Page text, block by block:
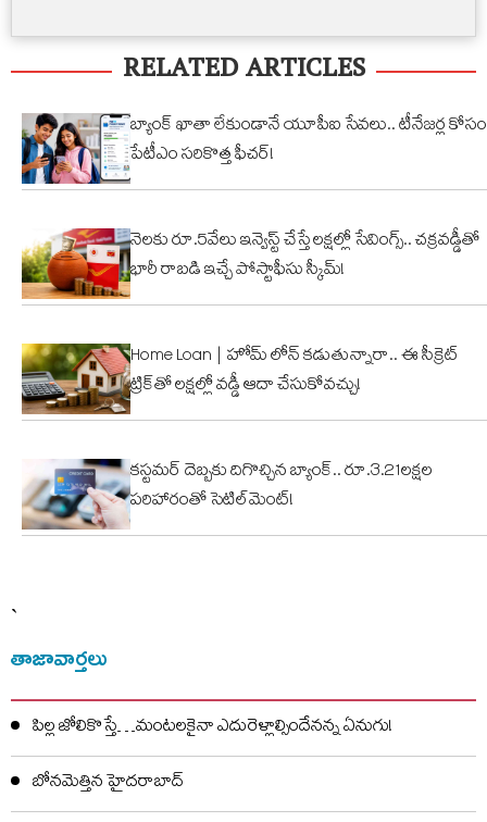
స్వీకారం
నిర్మాణం..
నార్సింగిలో
స్కూల్‌
భవనం
కూల్చివేత
ఏనుగు..
క్యూట్
వీడియో
వైరల్!
RELATED ARTICLES
బ్యాంక్ ఖాతా లేకుండానే యూపీఐ సేవలు.. టీనేజర్ల కోసం
పేటీఎం సరికొత్త ఫీచర్!
నెలకు రూ.5వేలు ఇన్వెస్ట్ చేస్తే లక్షల్లో సేవింగ్స్.. చక్రవడ్డీతో
భారీ రాబడి ఇచ్చే పోస్టాఫీసు స్కీమ్!
Home Loan | హోమ్ లోన్ కడుతున్నారా.. ఈ సీక్రెట్
ట్రిక్‌తో లక్షల్లో వడ్డీ ఆదా చేసుకోవచ్చు!
కస్టమర్ దెబ్బకు దిగొచ్చిన బ్యాంక్.. రూ.3.21లక్షల
పరిహారంతో సెటిల్‌మెంట్!
`
తాజావార్తలు
పిల్ల జోలికొస్తే…మంటలకైనా ఎదురెళ్లాల్సిందేనన్న ఏనుగు!
బోనమెత్తిన హైదరాబాద్